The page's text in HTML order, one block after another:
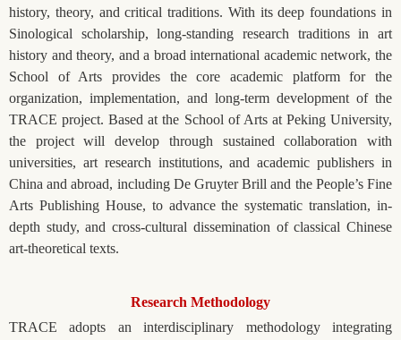
history, theory, and critical traditions. With its deep foundations in
Sinological scholarship, long-standing research traditions in art
history and theory, and a broad international academic network, the
School of Arts provides the core academic platform for the
organization, implementation, and long-term development of the
TRACE project. Based at the School of Arts at Peking University,
the project will develop through sustained collaboration with
universities, art research institutions, and academic publishers in
China and abroad, including De Gruyter Brill and the People’s Fine
Arts Publishing House, to advance the systematic translation, in-
depth study, and cross-cultural dissemination of classical Chinese
art-theoretical texts.
Research Methodology
TRACE adopts an interdisciplinary methodology integrating